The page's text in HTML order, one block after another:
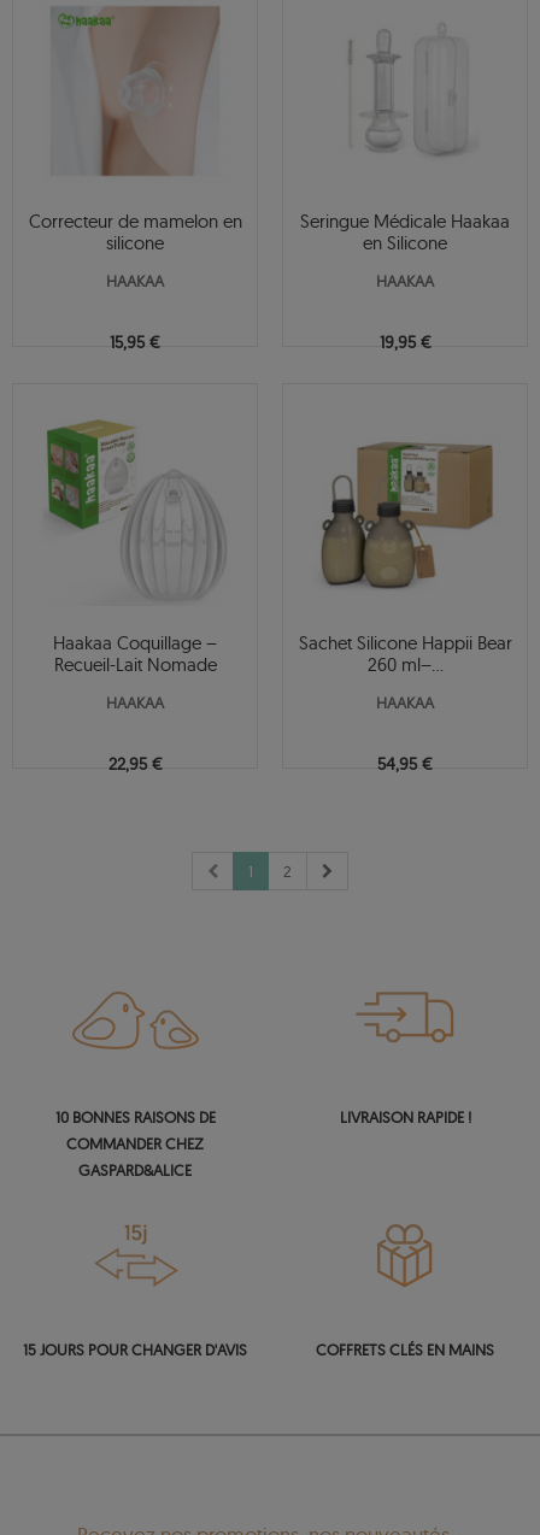
Correcteur de mamelon en
silicone
HAAKAA
15,95 €
Seringue Médicale Haakaa
en Silicone
HAAKAA
19,95 €
Haakaa Coquillage –
Recueil-Lait Nomade
HAAKAA
22,95 €
Sachet Silicone Happii Bear
260 ml–...
HAAKAA
54,95 €
1 2
10 BONNES RAISONS DE
COMMANDER CHEZ
GASPARD&ALICE
LIVRAISON RAPIDE !
15 JOURS POUR CHANGER D'AVIS COFFRETS CLÉS EN MAINS